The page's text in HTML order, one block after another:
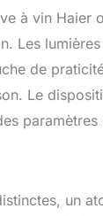
à vin Haier
Les
de
Le
paramètres
un